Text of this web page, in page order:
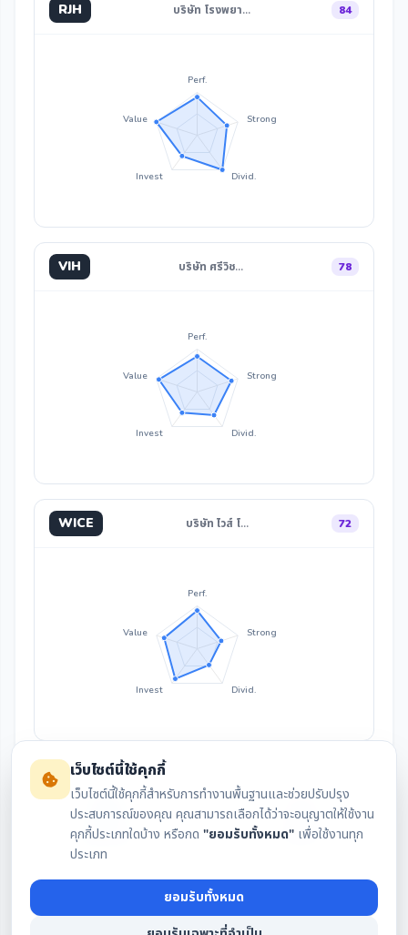
RJH บริษัท โรงพยา… 84
Perf.
Strong
Divid.
Invest
Value
VIH บริษัท ศรีวิช… 78
Perf.
Strong
Divid.
Invest
Value
WICE บริษัท ไวส์ โ… 72
Perf.
Strong
Divid.
Invest
Value
สรุปงบล่าสุด กราฟราคา
IAA Consensus
เว็บไซต์นี้ใช้คุกกี้
เว็บไซต์นี้ใช้คุกกี้สำหรับการทำงานพื้นฐานและช่วยปรับปรุง
ประสบการณ์ของคุณ คุณสามารถเลือกได้ว่าจะอนุญาตให้ใช้งาน
คุกกี้ประเภทใดบ้าง หรือกด "ยอมรับทั้งหมด" เพื่อใช้งานทุก
ประเภท
ยอมรับทั้งหมด